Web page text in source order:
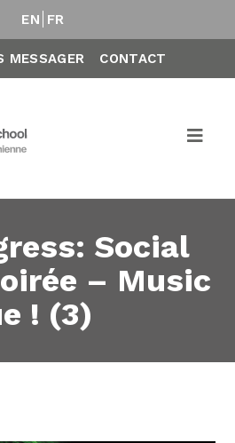
EN FR
MESSAGER CONTACT
Social
– Music
! (3)